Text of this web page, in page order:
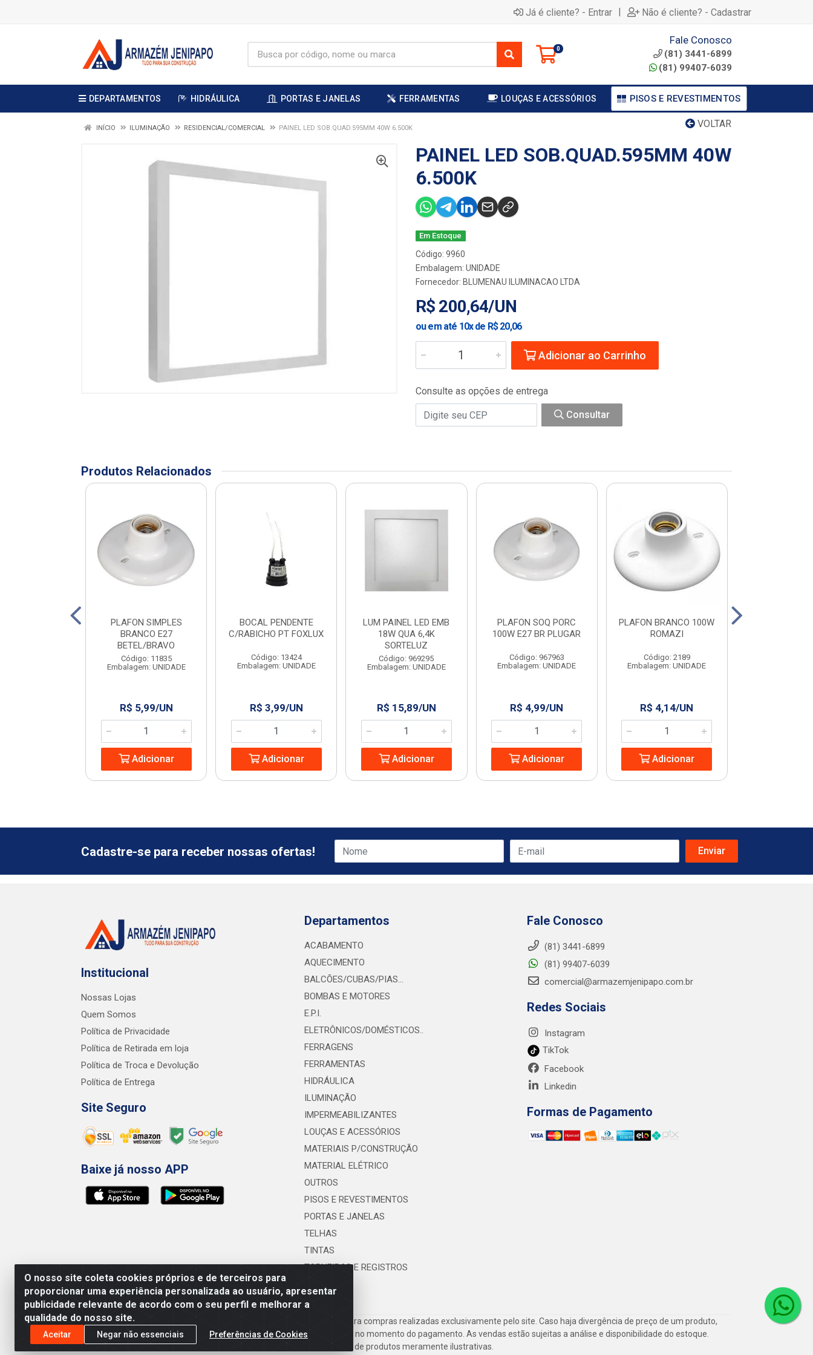
Já é cliente? - Entrar | Não é cliente? - Cadastrar
0
Fale Conosco
(81) 3441-6899
(81) 99407-6039
DEPARTAMENTOS HIDRÁULICA PORTAS E JANELAS FERRAMENTAS LOUÇAS E ACESSÓRIOS PISOS E REVESTIMENTOS
VOLTAR
INÍCIO ILUMINAÇÃO RESIDENCIAL/COMERCIAL PAINEL LED SOB.QUAD.595MM 40W 6.500K
PAINEL LED SOB.QUAD.595MM 40W
6.500K
Em Estoque
Código: 9960
Embalagem: UNIDADE
Fornecedor: BLUMENAU ILUMINACAO LTDA
R$ 200,64/UN
ou em até 10x de R$ 20,06
Adicionar ao Carrinho
Consulte as opções de entrega
Consultar
Produtos Relacionados
PLAFON SIMPLES
BRANCO E27
BETEL/BRAVO
Código: 11835
Embalagem: UNIDADE
R$ 5,99/UN
Adicionar
BOCAL PENDENTE
C/RABICHO PT FOXLUX
Código: 13424
Embalagem: UNIDADE
R$ 3,99/UN
Adicionar
LUM PAINEL LED EMB
18W QUA 6,4K
SORTELUZ
Código: 969295
Embalagem: UNIDADE
R$ 15,89/UN
Adicionar
PLAFON SOQ PORC
100W E27 BR PLUGAR
Código: 967963
Embalagem: UNIDADE
R$ 4,99/UN
Adicionar
PLAFON BRANCO 100W
ROMAZI
Código: 2189
Embalagem: UNIDADE
R$ 4,14/UN
Adicionar
O nosso site coleta cookies próprios e de terceiros para
proporcionar uma experiência personalizada ao usuário, apresentar
publicidade relevante de acordo com o seu perfil e melhorar a
qualidade do nosso site.
Aceitar Negar não essenciais Preferências de Cookies
Cadastre-se para receber nossas ofertas!
Institucional
Nossas Lojas
Quem Somos
Política de Privacidade
Política de Retirada em loja
Política de Troca e Devolução
Política de Entrega
Site Seguro
Baixe já nosso APP
Departamentos
ACABAMENTO
AQUECIMENTO
BALCÕES/CUBAS/PIAS...
BOMBAS E MOTORES
E.P.I.
ELETRÔNICOS/DOMÉSTICOS..
FERRAGENS
FERRAMENTAS
HIDRÁULICA
ILUMINAÇÃO
IMPERMEABILIZANTES
LOUÇAS E ACESSÓRIOS
MATERIAIS P/CONSTRUÇÃO
MATERIAL ELÉTRICO
OUTROS
PISOS E REVESTIMENTOS
PORTAS E JANELAS
TELHAS
TINTAS
TORNEIRAS E REGISTROS
Fale Conosco
(81) 3441-6899
(81) 99407-6039
comercial@armazemjenipapo.com.br
Redes Sociais
Instagram
TikTok
Facebook
Linkedin
Formas de Pagamento
Preços, promoções, condições de pagamento e frete são válidos para compras realizadas exclusivamente pelo site. Caso haja divergência de preço de um produto,
será válido o preço que for exibido no carrinho de compras do site no momento do pagamento. As vendas estão sujeitas a análise e disponibilidade do estoque.
Imagens de produtos meramente ilustrativas.